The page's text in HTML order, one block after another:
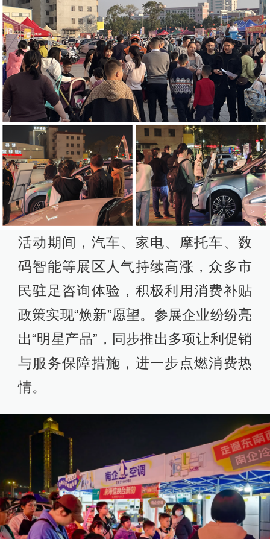
活动期间，汽车、家电、摩托车、数
码智能等展区人气持续高涨，众多市
民驻足咨询体验，积极利用消费补贴
政策实现“焕新”愿望。参展企业纷纷亮
出“明星产品”，同步推出多项让利促销
与服务保障措施，进一步点燃消费热
情。